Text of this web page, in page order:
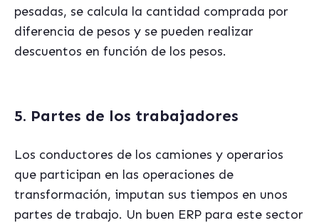
pesadas, se calcula la cantidad comprada por
diferencia de pesos y se pueden realizar
descuentos en función de los pesos.
5. Partes de los trabajadores
Los conductores de los camiones y operarios
que participan en las operaciones de
transformación, imputan sus tiempos en unos
partes de trabajo. Un buen ERP para este sector